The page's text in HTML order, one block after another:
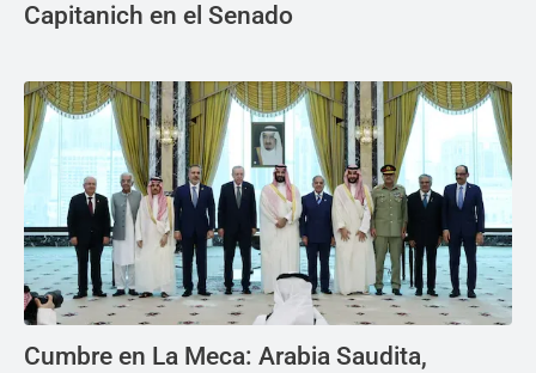
Capitanich en el Senado
Cumbre en La Meca: Arabia Saudita,